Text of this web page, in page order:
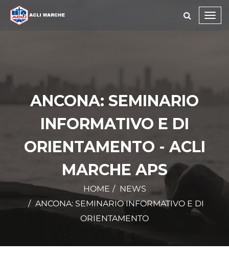
ANCONA: SEMINARIO
INFORMATIVO E DI
ORIENTAMENTO - ACLI
MARCHE APS
HOME
NEWS
ANCONA: SEMINARIO INFORMATIVO E DI
ORIENTAMENTO